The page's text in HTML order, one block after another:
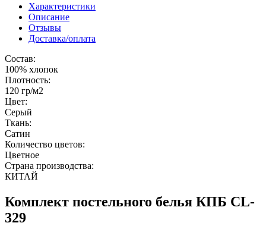
Характеристики
Описание
Отзывы
Доставка/оплата
Состав:
100% хлопок
Плотность:
120 гр/м2
Цвет:
Серый
Ткань:
Сатин
Количество цветов:
Цветное
Страна производства:
КИТАЙ
Комплект постельного белья КПБ CL-
329